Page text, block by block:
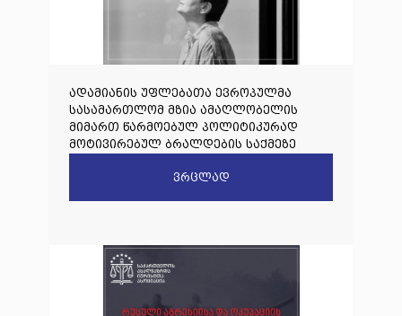
ადამიანის უფლებათა ევროპულმა
სასამართლომ მზია ამაღლობელის
მიმართ წარმოებულ პოლიტიკურად
მოტივირებულ ბრალდების საქმეზე
დაარეგისტრირავრცლად